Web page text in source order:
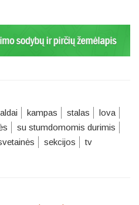
kampas stalas
lova
su stumdomomis durimis
sekcijos tv